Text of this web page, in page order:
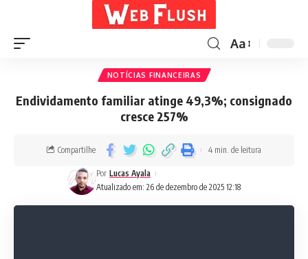
Aa
NOTÍCIAS FINANCEIRAS
Endividamento familiar atinge 49,3%; consignado
cresce 257%
Atualizado em: 26 de dezembro de 2025 12:18
Por Lucas Ayala
Compartilhe 4 min. de leitura